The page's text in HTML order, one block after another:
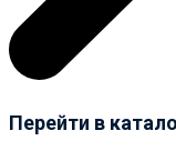
Перейти в